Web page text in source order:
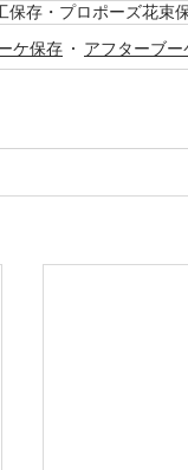
保存・プロポーズ花束
ケ保存
アフターブ